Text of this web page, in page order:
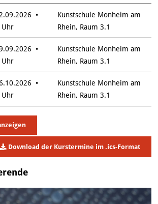
•
Uhr
Kunstschule Monheim am
Rhein, Raum 3.1
•
Uhr
Kunstschule Monheim am
Rhein, Raum 3.1
•
Uhr
Kunstschule Monheim am
Rhein, Raum 3.1
Download der Kurstermine im .ics-Format